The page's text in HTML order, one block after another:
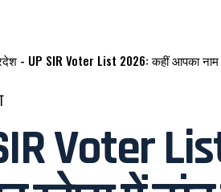
- UP SIR Voter List 2026: कहीं आपका
Voter